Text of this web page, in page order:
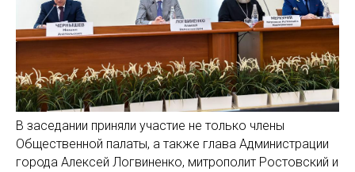
В заседании приняли участие не только члены
Общественной палаты, а также глава Администрации
города Алексей Логвиненко, митрополит Ростовский и